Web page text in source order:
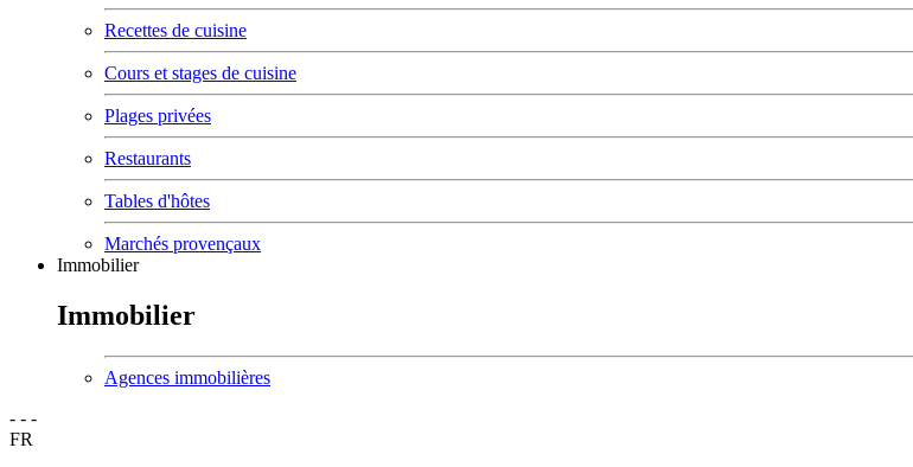
Recettes de cuisine
Cours et stages de cuisine
Plages privées
Restaurants
Tables d'hôtes
Marchés provençaux
Immobilier
Immobilier
Agences immobilières
- - -
FR